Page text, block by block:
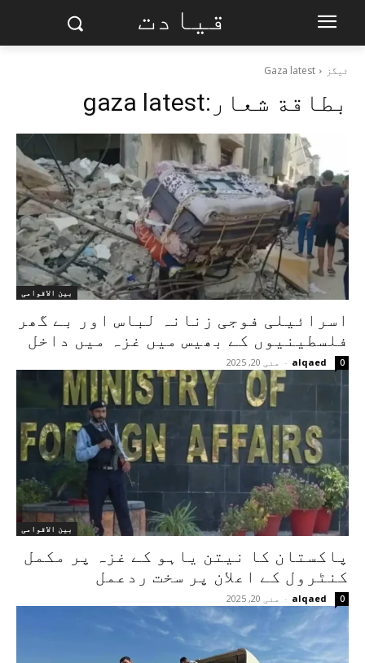
قیادت
ٹیگز Gaza latest
بطاقة شعار:gaza latest
بین الاقوامی
اسرائیلی فوجی زنانہ لباس اور بے گھر
فلسطینیوں کے بھیس میں غزہ میں داخل
alqaed
- مئی 20, 2025 0
بین الاقوامی
پاکستان کا نیتن یاہو کے غزہ پر مکمل
کنٹرول کے اعلان پر سخت ردعمل
alqaed
- مئی 20, 2025 0